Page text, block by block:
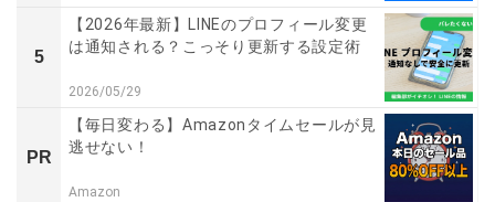
5
【2026年最新】LINEのプロフィール変更
は通知される？こっそり更新する設定術
2026/05/29
PR
【毎日変わる】Amazonタイムセールが見
逃せない！
Amazon